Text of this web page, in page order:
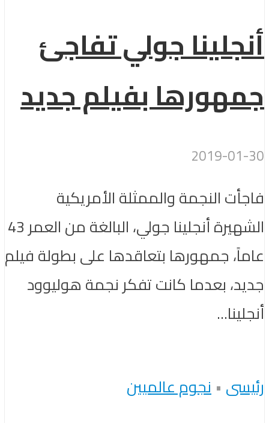
أنجلينا جولي تفاجئ
جمهورها بفيلم جديد
2019-01-30
فاجأت النجمة والممثلة الأمريكية
الشهيرة أنجلينا جولي، البالغة من العمر 43
عاماً، جمهورها بتعاقدها على بطولة فيلم
جديد، بعدما كانت تفكر نجمة هوليوود
أنجلينا...
رئيسى •نجوم عالميين